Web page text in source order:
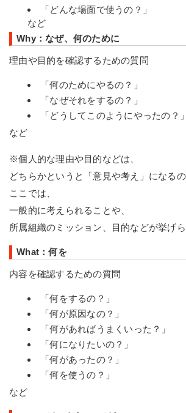
「どんな場面で使うの？」
など
Why：なぜ、何のために
理由や目的を確認するための質問
「何のためにやるの？」
「なぜそれをするの？」
「どうしてこのようにやったの？」
など
※個人的な理由や目的などは、
どちらかというと「意見や考え」になるの
ここでは、
一般的に考えられることや、
所属組織のミッション、目的などが挙げら
What：何を
内容を確認するための質問
「何をするの？」
「何が原因なの？」
「何があればうまくいった？」
「何になりたいの？」
「何があったの？」
「何を使うの？」
など